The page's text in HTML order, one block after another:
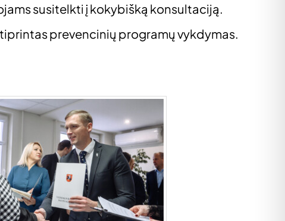
susitelkti į kokybišką konsultaciją.
prevencinių programų vykdymas.